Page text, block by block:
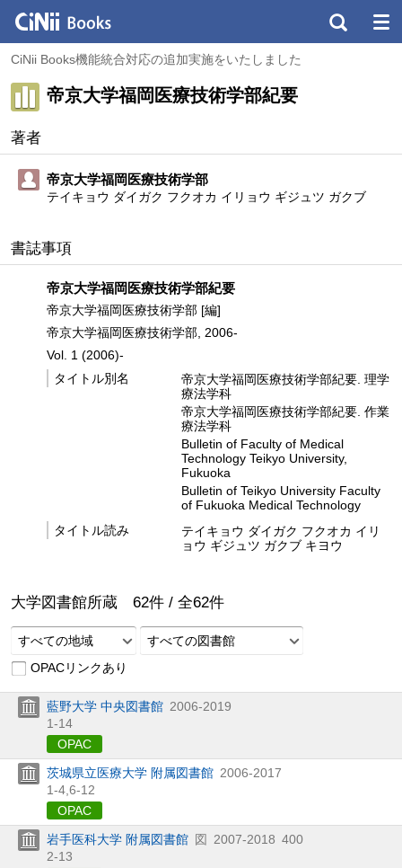
CiNii Books機能統合対応の追加実施をいたしました
帝京大学福岡医療技術学部紀要
著者
帝京大学福岡医療技術学部
テイキョウ ダイガク フクオカ イリョウ ギジュツ ガクブ
書誌事項
帝京大学福岡医療技術学部紀要
帝京大学福岡医療技術学部 [編]
帝京大学福岡医療技術学部, 2006-
Vol. 1 (2006)-
タイトル別名
帝京大学福岡医療技術学部紀要. 理学
療法学科
帝京大学福岡医療技術学部紀要. 作業
療法学科
Bulletin of Faculty of Medical
Technology Teikyo University,
Fukuoka
Bulletin of Teikyo University Faculty
of Fukuoka Medical Technology
タイトル読み
テイキョウ ダイガク フクオカ イリ
ョウ ギジュツ ガクブ キヨウ
大学図書館所蔵 62件 / 全62件
すべての地域
すべての図書館
OPACリンクあり
藍野大学 中央図書館 2006-2019
1-14
OPAC
茨城県立医療大学 附属図書館 2006-2017
1-4, 6-12
OPAC
岩手医科大学 附属図書館 図 2007-2018 400
2-13